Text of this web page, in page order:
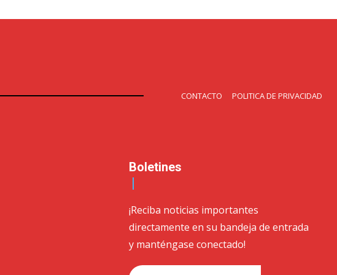
CONTACTO POLITICA DE PRIVACIDAD
Boletines
¡Reciba noticias importantes
directamente en su bandeja de entrada
y manténgase conectado!